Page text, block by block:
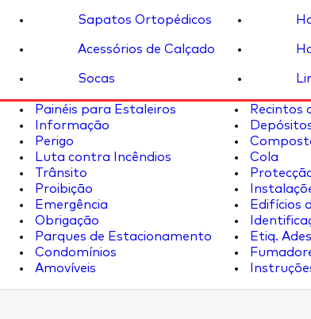
Sapatos Ortopédicos
Acessórios de Calçado
Socas
Painéis para Estaleiros
Informação
Perigo
Luta contra Incêndios
Trânsito
Proibição
Emergência
Obrigação
Parques de Estacionamento
Condomínios
Amovíveis
Recintos
Cola
Edifícios
Etiq.